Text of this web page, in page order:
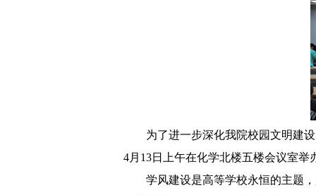
为了进一步深化我院校园文明建
4月13日上午在化学北楼五楼会议室
学风建设是高等学校永恒的主题